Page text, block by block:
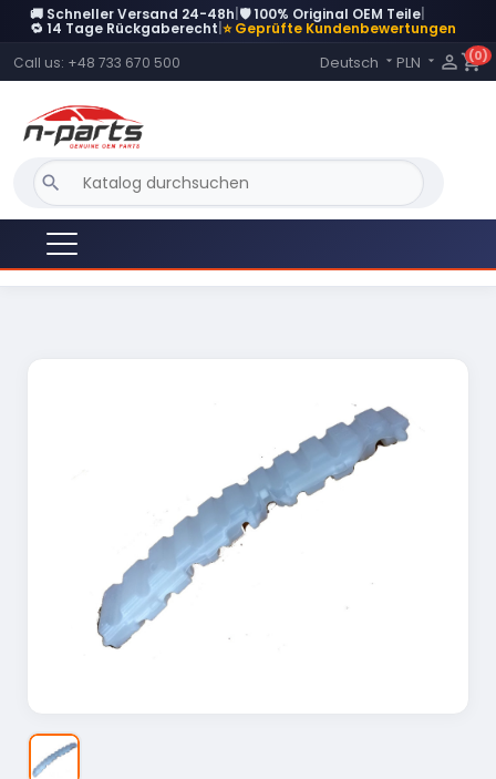
🚚 Schneller Versand 24-48h 🛡️ 100% Original OEM Teile
🔁 14 Tage Rückgaberecht ⭐ Geprüfte Kundenbewertungen
Call us: +48 733 670 500 Language:
Deutsch  PLN   shopping_cart
(0)
search
DERZEIT NICHT AUF LAGER